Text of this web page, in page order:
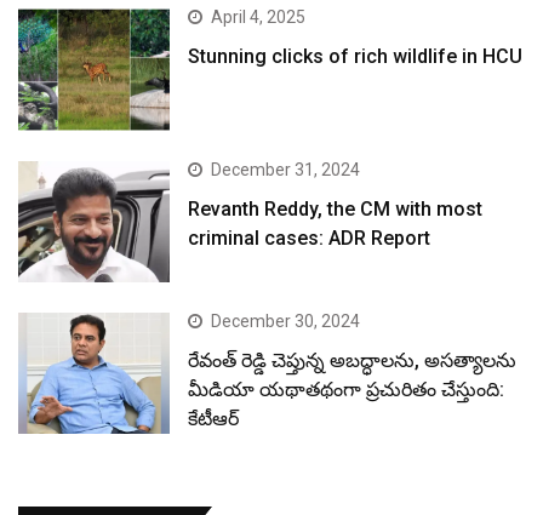
April 4, 2025
Stunning clicks of rich wildlife in HCU
December 31, 2024
Revanth Reddy, the CM with most
criminal cases: ADR Report
December 30, 2024
రేవంత్ రెడ్డి చెప్తున్న అబద్ధాలను, అసత్యాలను
మీడియా యథాతథంగా ప్రచురితం చేస్తుంది:
కేటీఆర్